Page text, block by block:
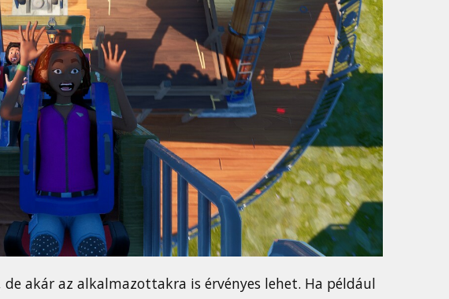
akár az alkalmazottakra is érvényes lehet. Ha például